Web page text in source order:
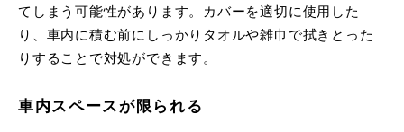
てしまう可能性があります。カバーを適切に使用した
り、車内に積む前にしっかりタオルや雑巾で拭きとった
りすることで対処ができます。
車内スペースが限られる